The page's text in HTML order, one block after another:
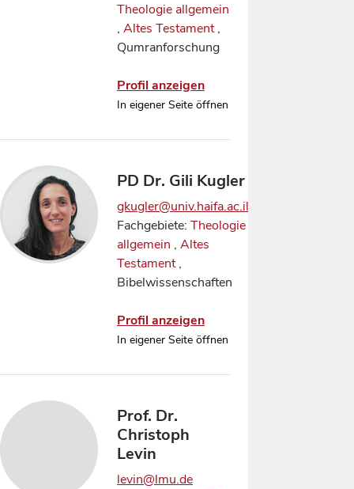
Theologie allgemein
, Altes Testament,
Qumranforschung
Profil anzeigen
In eigener Seite öffnen
PD Dr. Gili Kugler
gkugler@univ.haifa.ac.il
Fachgebiete: Theologie
allgemein , Altes
Testament,
Bibelwissenschaften
Profil anzeigen
In eigener Seite öffnen
Prof. Dr.
Christoph
Levin
levin@lmu.de